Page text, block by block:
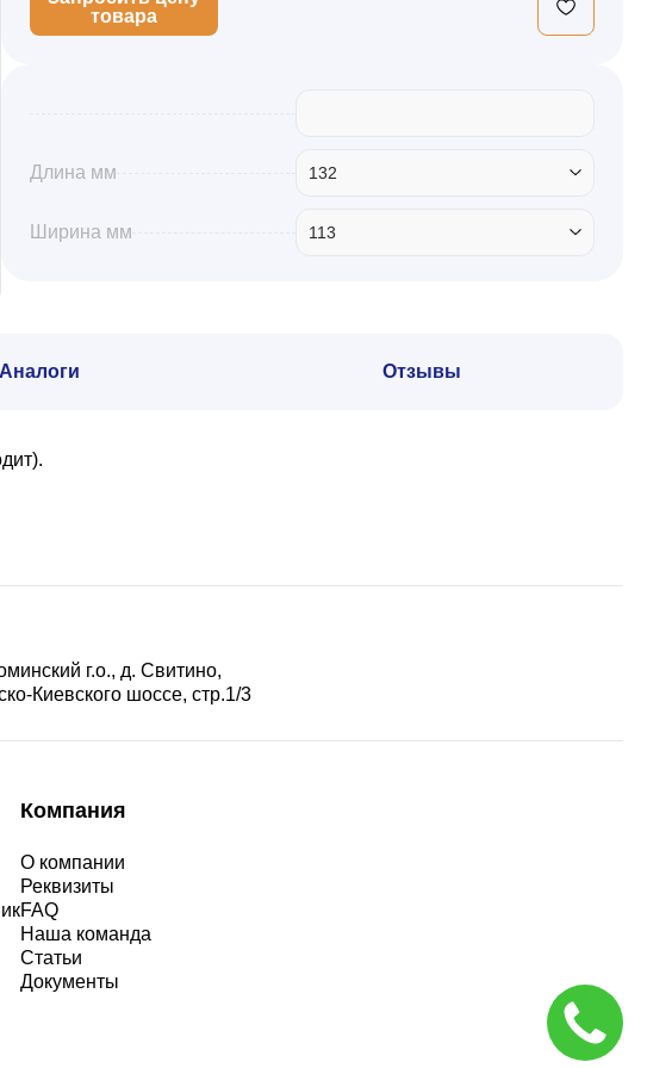
товара
Длина мм 132
Ширина мм 113
Аналоги Отзывы
г.о., д. Свитино,
Киевского шоссе, стр.1/3
Компания
О компании
Реквизиты
FAQ
Наша команда
Статьи
Документы